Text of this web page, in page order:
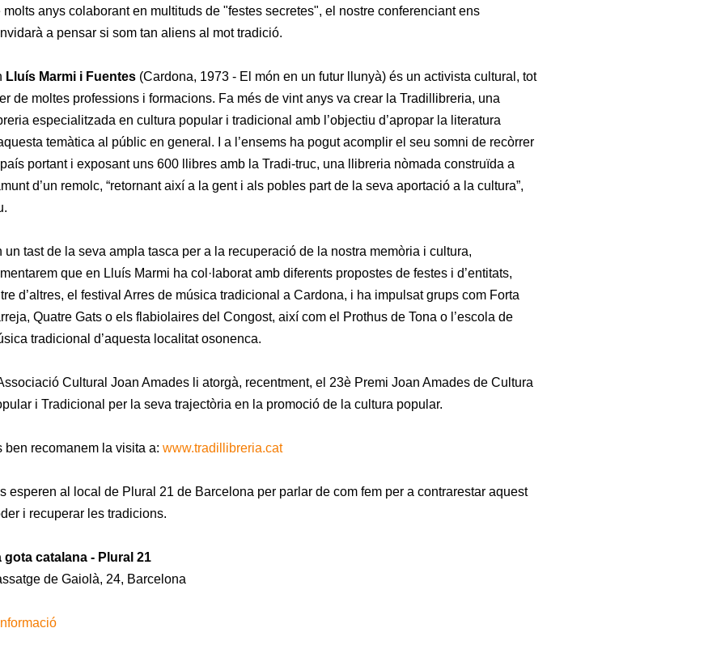
molts anys colaborant en multituds de "festes secretes", el nostre conferenciant ens
a pensar si som tan aliens al mot tradició.
Lluís Marmi i Fuentes (Cardona, 1973 - El món en un futur llunyà) és un activista cultural, tot
de moltes professions i formacions. Fa més de vint anys va crear la Tradillibreria, una
especialitzada en cultura popular i tradicional amb l’objectiu d’apropar la literatura
temàtica al públic en general. I a l’ensems ha pogut acomplir el seu somni de recòrrer
portant i exposant uns 600 llibres amb la Tradi-truc, una llibreria nòmada construïda a
d’un remolc, “retornant així a la gent i als pobles part de la seva aportació a la cultura”,
un tast de la seva ampla tasca per a la recuperació de la nostra memòria i cultura,
que en Lluís Marmi ha col·laborat amb diferents propostes de festes i d’entitats,
d’altres, el festival Arres de música tradicional a Cardona, i ha impulsat grups com Forta
Quatre Gats o els flabiolaires del Congost, així com el Prothus de Tona o l’escola de
tradicional d’aquesta localitat osonenca.
Cultural Joan Amades li atorgà, recentment, el 23è Premi Joan Amades de Cultura
i Tradicional per la seva trajectòria en la promoció de la cultura popular.
ben recomanem la visita a: www.tradillibreria.cat
esperen al local de Plural 21 de Barcelona per parlar de com fem per a contrarestar aquest
i recuperar les tradicions.
gota catalana - Plural 21
de Gaiolà, 24, Barcelona